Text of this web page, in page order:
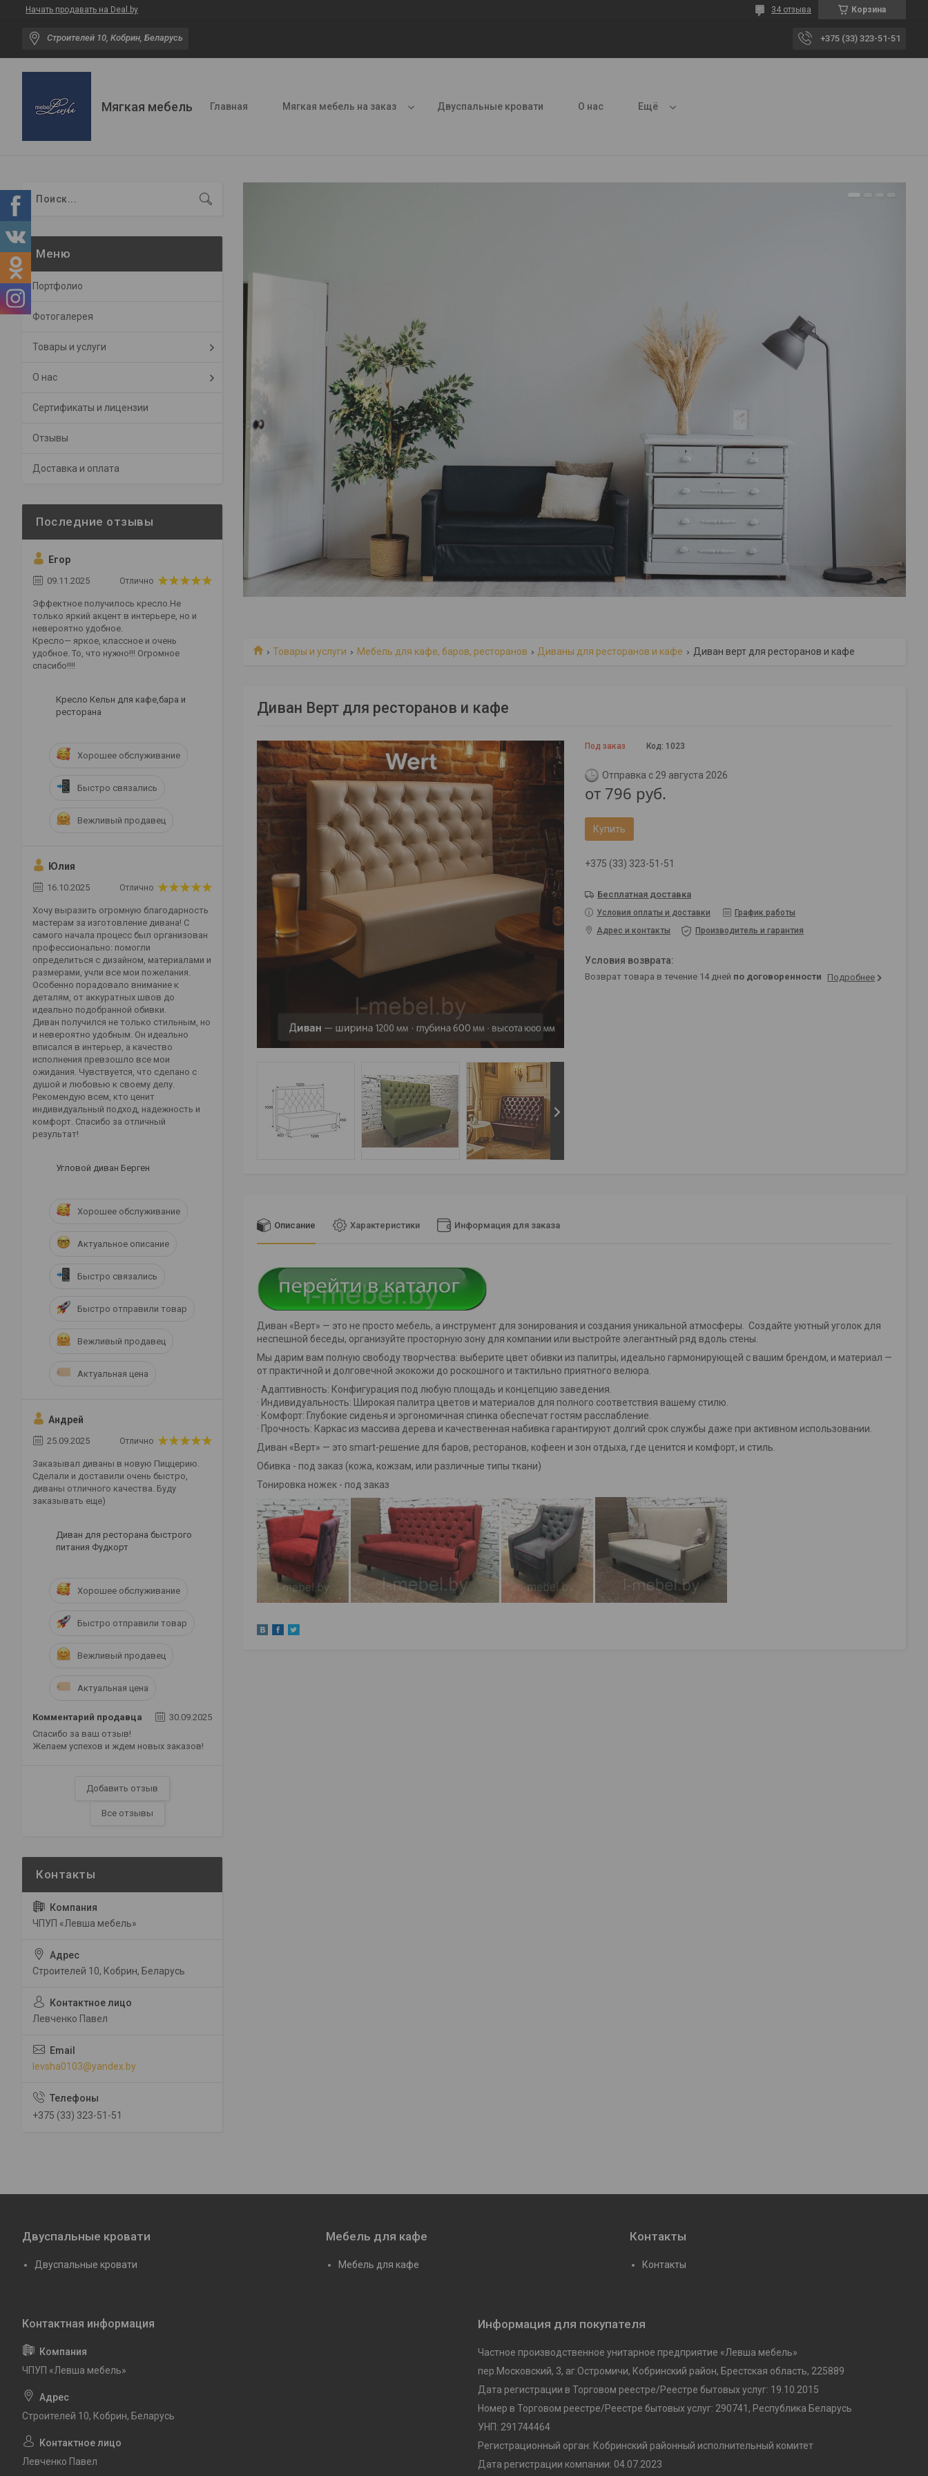
Начать продавать на Deal.by Корзина
34 отзыва
Строителей 10, Кобрин, Беларусь +375 (33) 323-51-51
Мягкая мебель Главная Мягкая мебель на заказ Двуспальные кровати О нас Ещё
Товары и услуги Мебель для кафе, баров, ресторанов Диваны для ресторанов и кафе Диван верт для ресторанов и кафе
Диван Верт для ресторанов и кафе
Под заказ Код: 1023
Отправка с 29 августа 2026
от 796 руб.
Купить
+375 (33) 323-51-51
Бесплатная доставка
Условия оплаты и доставки
График работы
Адрес и контакты
Производитель и гарантия
возврат товара в течение 14 дней по договоренности Подробнее
Описание Характеристики Информация для заказа
Диван «Верт» — это не просто мебель, а инструмент для зонирования и создания уникальной атмосферы. Создайте уютный уголок для
неспешной беседы, организуйте просторную зону для компании или выстройте элегантный ряд вдоль стены.
Мы дарим вам полную свободу творчества: выберите цвет обивки из палитры, идеально гармонирующей с вашим брендом, и материал —
от практичной и долговечной экокожи до роскошного и тактильно приятного велюра.
· Адаптивность: Конфигурация под любую площадь и концепцию заведения.
· Индивидуальность: Широкая палитра цветов и материалов для полного соответствия вашему стилю.
· Комфорт: Глубокие сиденья и эргономичная спинка обеспечат гостям расслабление.
· Прочность: Каркас из массива дерева и качественная набивка гарантируют долгий срок службы даже при активном использовании.
Диван «Верт» — это smart-решение для баров, ресторанов, кофеен и зон отдыха, где ценится и комфорт, и стиль.
Обивка - под заказ (кожа, кожзам, или различные типы ткани)
Тонировка ножек - под заказ
Портфолио
Фотогалерея
Товары и услуги
О нас
Сертификаты и лицензии
Отзывы
Доставка и оплата
Егор
09.11.2025 Отлично
Эффектное получилось кресло.Не
только яркий акцент в интерьере, но и
невероятно удобное.
Кресло— яркое, классное и очень
удобное. То, что нужно!!! Огромное
спасибо!!!!
Кресло Кельн для кафе,бара и
ресторана
Хорошее обслуживание
Быстро связались
Вежливый продавец
Юлия
16.10.2025 Отлично
Хочу выразить огромную благодарность
мастерам за изготовление дивана! С
самого начала процесс был организован
профессионально: помогли
определиться с дизайном, материалами и
размерами, учли все мои пожелания.
Особенно порадовало внимание к
деталям, от аккуратных швов до
идеально подобранной обивки.
Диван получился не только стильным, но
и невероятно удобным. Он идеально
вписался в интерьер, а качество
исполнения превзошло все мои
ожидания. Чувствуется, что сделано с
душой и любовью к своему делу.
Рекомендую всем, кто ценит
индивидуальный подход, надежность и
комфорт. Спасибо за отличный
результат!
Угловой диван Берген
Хорошее обслуживание
Актуальное описание
Быстро связались
Быстро отправили товар
Вежливый продавец
Актуальная цена
Андрей
25.09.2025 Отлично
Заказывал диваны в новую Пиццерию.
Сделали и доставили очень быстро,
диваны отличного качества. Буду
заказывать еще)
Диван для ресторана быстрого
питания Фудкорт
Хорошее обслуживание
Быстро отправили товар
Вежливый продавец
Актуальная цена
Комментарий продавца
30.09.2025
Спасибо за ваш отзыв!
Желаем успехов и ждем новых заказов!
Добавить отзыв
Все отзывы
ЧПУП «Левша мебель»
Строителей 10, Кобрин, Беларусь
Левченко Павел
levsha0103@yandex.by
+375 (33) 323-51-51
Двуспальные кровати
Двуспальные кровати
Мебель для кафе
Мебель для кафе
Контакты
Контакты
ЧПУП «Левша мебель»
Строителей 10, Кобрин, Беларусь
Левченко Павел
Информация для покупателя
Частное производственное унитарное предприятие «Левша мебель»
пер.Московский, 3, аг.Остромичи, Кобринский район, Брестская область, 225889
Дата регистрации в Торговом реестре/Реестре бытовых услуг: 19.10.2015
Номер в Торговом реестре/Реестре бытовых услуг: 290741, Республика Беларусь
УНП: 291744464
Регистрационный орган: Кобринский районный исполнительный комитет
Дата регистрации компании: 04.07.2023